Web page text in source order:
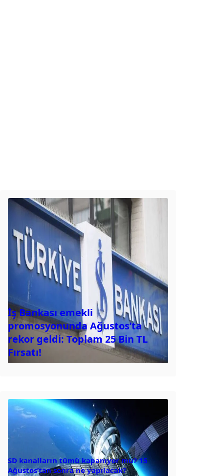
İş Bankası emekli
promosyonunda Ağustos’ta
rekor geldi: Toplam 25 Bin TL
Fırsatı!
SD kanalların tümü kapanıyor mu? 15
Ağustos’tan sonra ne yapılacak?